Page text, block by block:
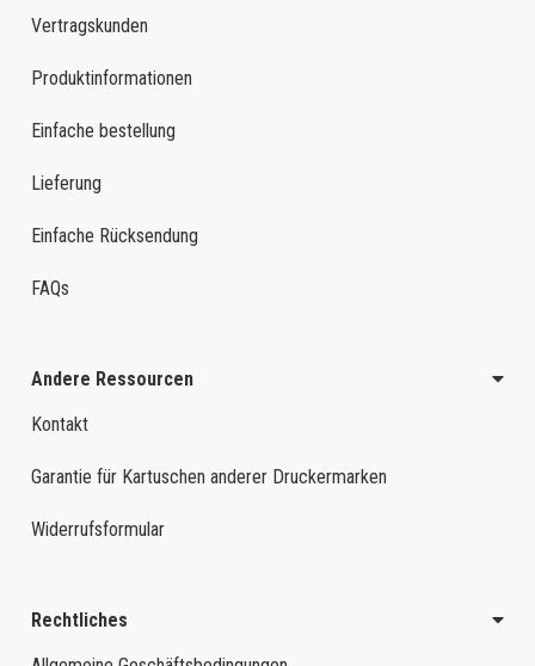
Vertragskunden
Produktinformationen
Einfache bestellung
Lieferung
Einfache Rücksendung
FAQs
Andere Ressourcen
Kontakt
Garantie für Kartuschen anderer Druckermarken
Widerrufsformular
Rechtliches